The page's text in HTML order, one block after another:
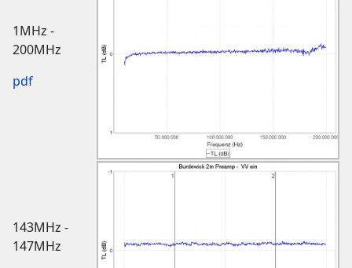
1MHz -
200MHz
pdf
143MHz -
147MHz